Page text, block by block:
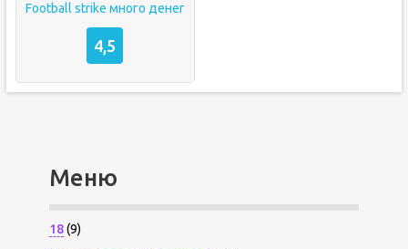
Football strike много денег
4,5
Меню
18(9)